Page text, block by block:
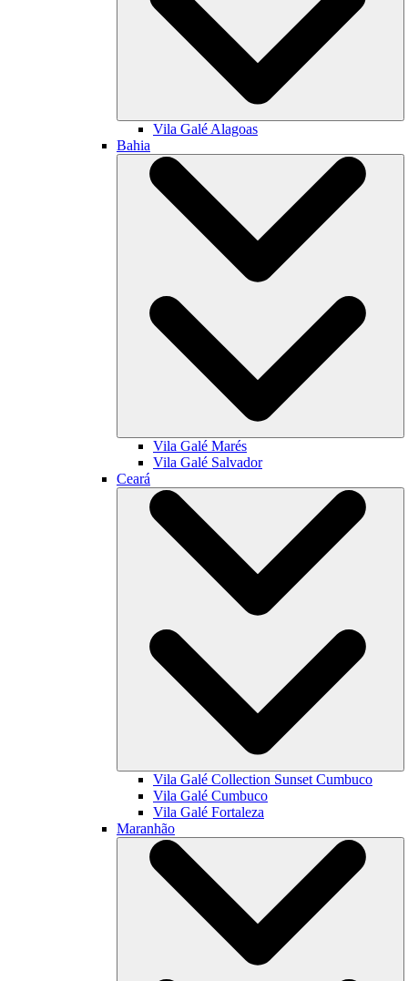
Vila Galé Alagoas
Bahia
Vila Galé Marés
Vila Galé Salvador
Ceará
Vila Galé Collection Sunset Cumbuco
Vila Galé Cumbuco
Vila Galé Fortaleza
Maranhão